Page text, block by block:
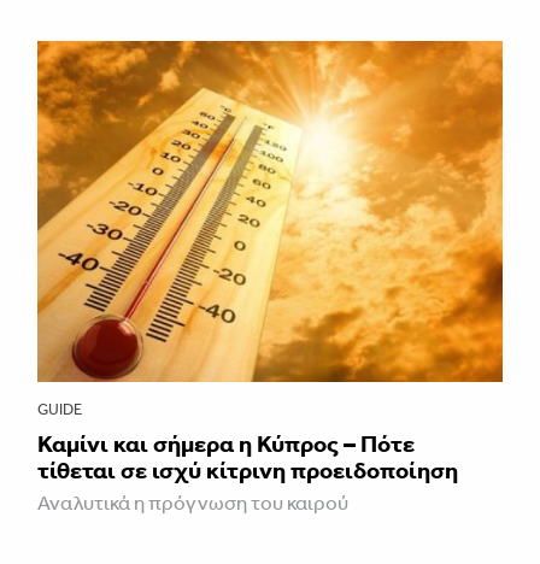
GUIDE
Καμίνι και σήμερα η Κύπρος – Πότε
τίθεται σε ισχύ κίτρινη προειδοποίηση
Αναλυτικά η πρόγνωση του καιρού